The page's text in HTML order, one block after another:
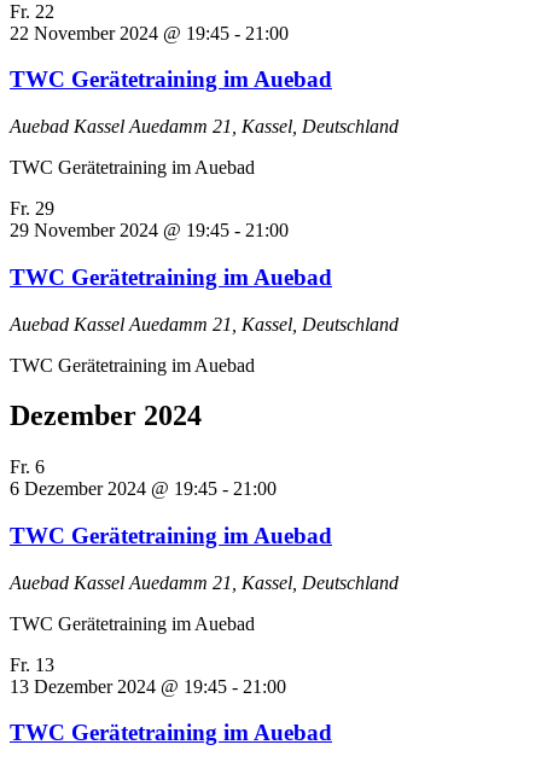
Fr. 22
22 November 2024 @ 19:45 - 21:00
TWC Gerätetraining im Auebad
Auebad Kassel Auedamm 21, Kassel, Deutschland
TWC Gerätetraining im Auebad
Fr. 29
29 November 2024 @ 19:45 - 21:00
TWC Gerätetraining im Auebad
Auebad Kassel Auedamm 21, Kassel, Deutschland
TWC Gerätetraining im Auebad
Dezember 2024
Fr. 6
6 Dezember 2024 @ 19:45 - 21:00
TWC Gerätetraining im Auebad
Auebad Kassel Auedamm 21, Kassel, Deutschland
TWC Gerätetraining im Auebad
Fr. 13
13 Dezember 2024 @ 19:45 - 21:00
TWC Gerätetraining im Auebad